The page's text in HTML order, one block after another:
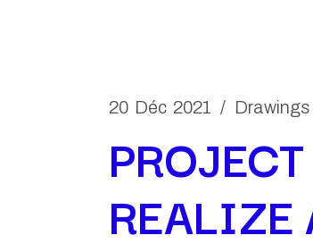
20 Déc 2021 Drawings
REALIZE